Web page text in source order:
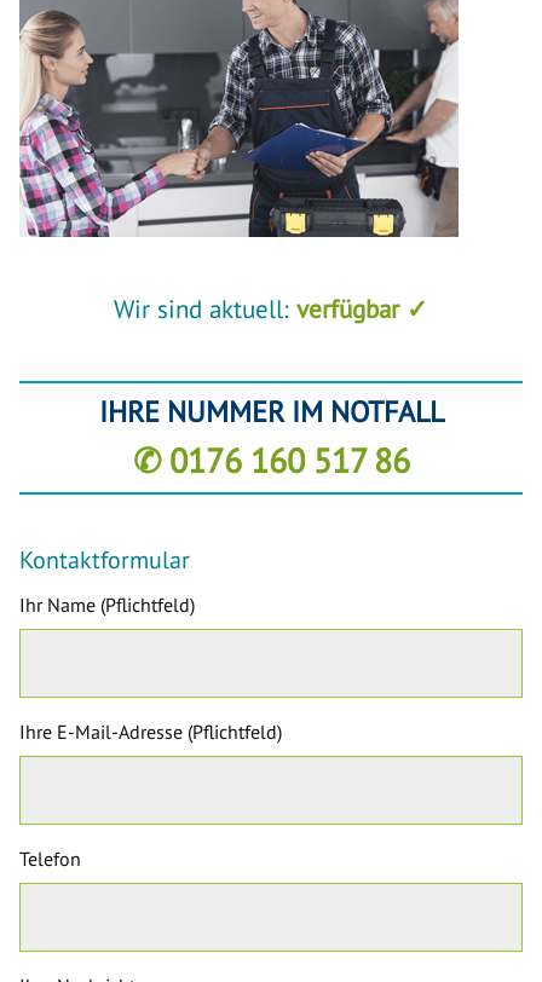
Wir sind aktuell: verfügbar ✓
IHRE NUMMER IM NOTFALL
✆ 0176 160 517 86
Kontaktformular
Ihr Name (Pflichtfeld)
Ihre E-Mail-Adresse (Pflichtfeld)
Telefon